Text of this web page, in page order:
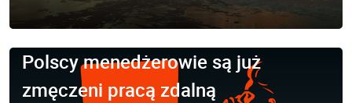
Polscy menedżerowie są już
zmęczeni pracą zdalną